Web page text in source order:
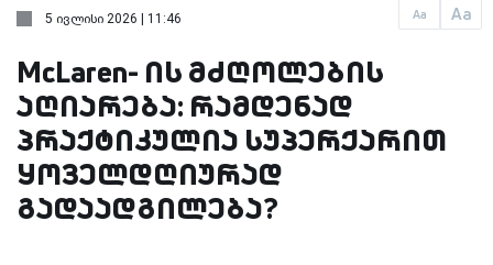
Aa Aa
5 ივლისი 2026 | 11:46
McLaren- ის მძღოლების
აღიარება: რამდენად
პრაქტიკულია სუპერქარით
ყოველდღიურად
გადაადგილება?